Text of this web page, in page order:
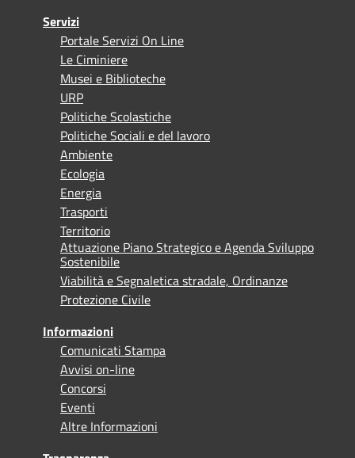
Servizi
Portale Servizi On Line
Le Ciminiere
Musei e Biblioteche
URP
Politiche Scolastiche
Politiche Sociali e del lavoro
Ambiente
Ecologia
Energia
Trasporti
Territorio
Attuazione Piano Strategico e Agenda Sviluppo
Sostenibile
Viabilità e Segnaletica stradale, Ordinanze
Protezione Civile
Informazioni
Comunicati Stampa
Avvisi on-line
Concorsi
Eventi
Altre Informazioni